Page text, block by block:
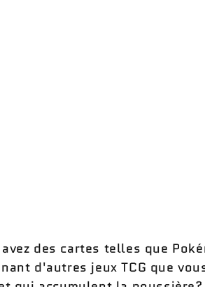
des cartes telles que
d'autres jeux TCG que